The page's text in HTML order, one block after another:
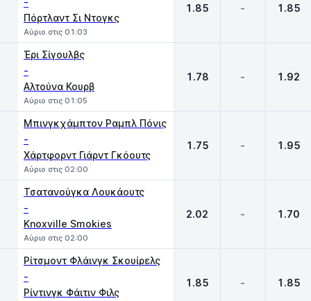
Πόρτλαντ Σι Ντογκς
Αύριο στις 01:03
1.85 - 1.85
Έρι Σίγουλβς
-
Αλτούνα Κουρβ
Αύριο στις 01:05
1.78 - 1.92
Μπινγκχάμπτον Ραμπλ Πόνις
-
Χάρτφορντ Γιάρντ Γκόουτς
Αύριο στις 02:00
1.75 - 1.95
Τσατανούγκα Λουκάουτς
-
Knoxville Smokies
Αύριο στις 02:00
2.02 - 1.70
Ρίτσμοντ Φλάινγκ Σκουίρελς
-
Ρίντινγκ Φάιτιν Φιλς
1.85 - 1.85